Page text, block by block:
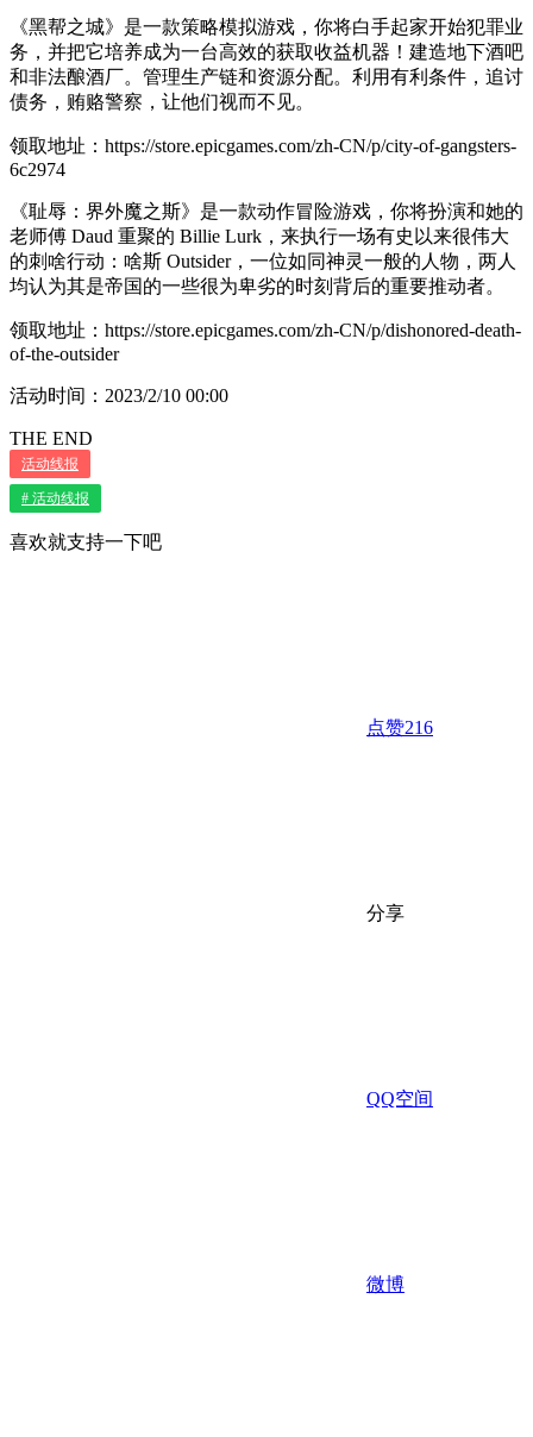
《黑帮之城》是一款策略模拟游戏，你将白手起家开始犯罪业
务，并把它培养成为一台高效的获取收益机器！建造地下酒吧
和非法酿酒厂。管理生产链和资源分配。利用有利条件，追讨
债务，贿赂警察，让他们视而不见。
领取地址：https://store.epicgames.com/zh-CN/p/city-of-gangsters-
6c2974
《耻辱：界外魔之斯》是一款动作冒险游戏，你将扮演和她的
老师傅 Daud 重聚的 Billie Lurk，来执行一场有史以来很伟大
的刺啥行动：啥斯 Outsider，一位如同神灵一般的人物，两人
均认为其是帝国的一些很为卑劣的时刻背后的重要推动者。
领取地址：https://store.epicgames.com/zh-CN/p/dishonored-death-
of-the-outsider
活动时间：2023/2/10 00:00
THE END
活动线报
# 活动线报
喜欢就支持一下吧
点赞216
分享
QQ空间
微博